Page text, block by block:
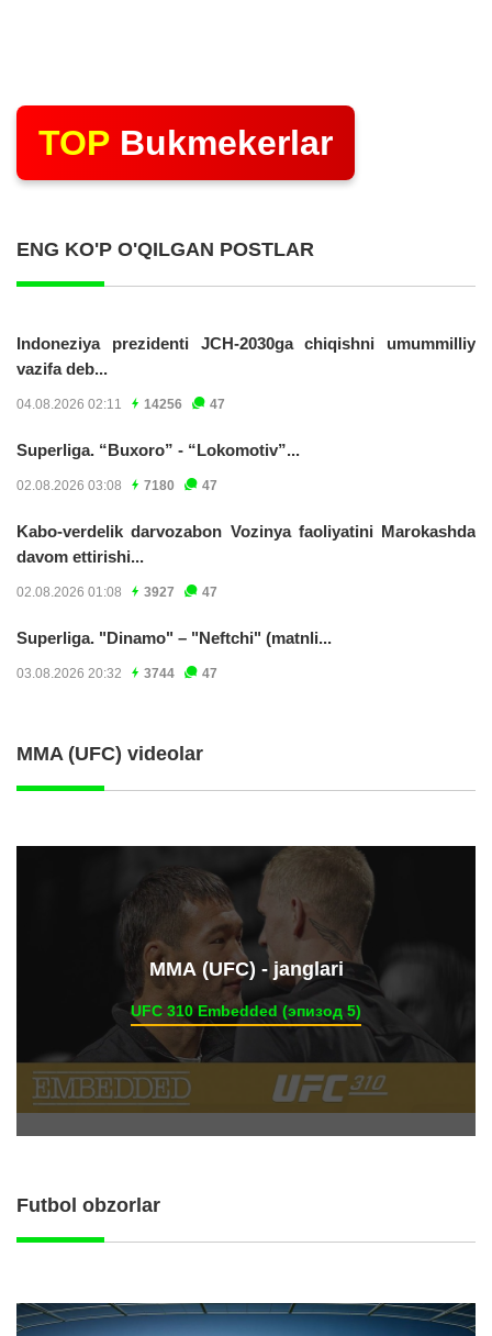
TOP Bukmekerlar
ENG KO'P O'QILGAN POSTLAR
Indoneziya prezidenti JCH-2030ga chiqishni umummilliy
vazifa deb...
04.08.2026 02:11 14256 47
Superliga. “Buxoro” - “Lokomotiv”...
02.08.2026 03:08 7180 47
Kabo-verdelik darvozabon Vozinya faoliyatini Marokashda
davom ettirishi...
02.08.2026 01:08 3927 47
Superliga. "Dinamo" – "Neftchi" (matnli...
03.08.2026 20:32 3744 47
MMA (UFC) videolar
ММА (UFC) - janglari
UFC 310 Embedded (эпизод 5)
Futbol obzorlar